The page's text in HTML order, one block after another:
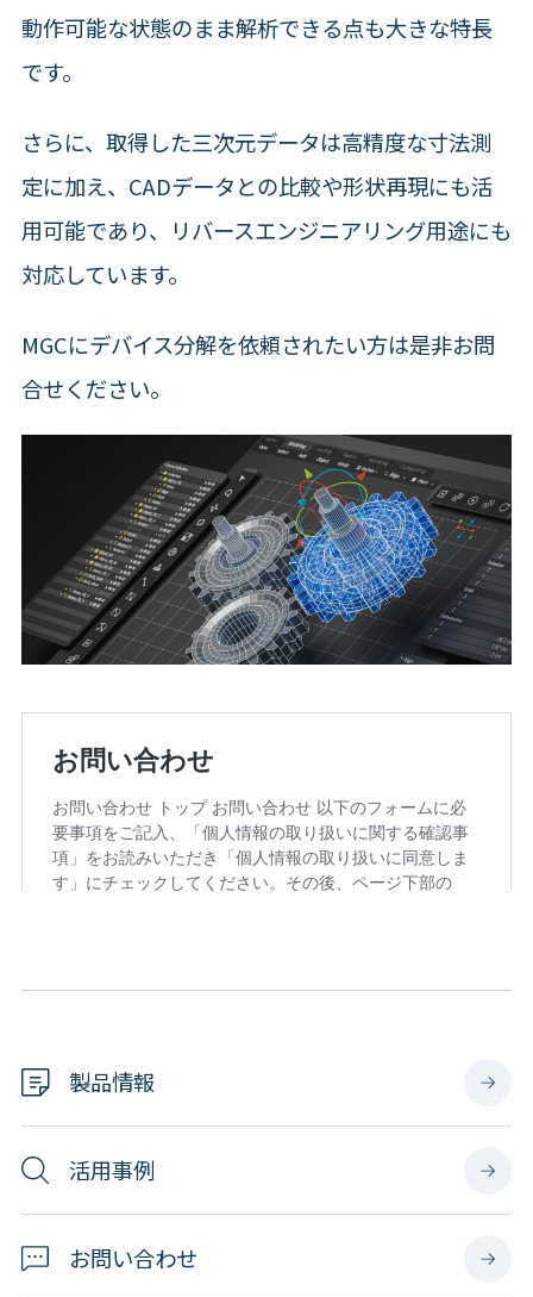
動作可能な状態のまま解析できる点も大きな特長
です。
さらに、取得した三次元データは高精度な寸法測
定に加え、CADデータとの比較や形状再現にも活
用可能であり、リバースエンジニアリング用途にも
対応しています。
MGCにデバイス分解を依頼されたい方は是非お問
合せください。
製品情報
活用事例
お問い合わせ